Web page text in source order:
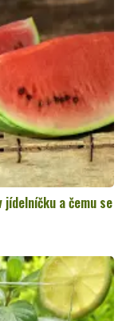
a čemu se